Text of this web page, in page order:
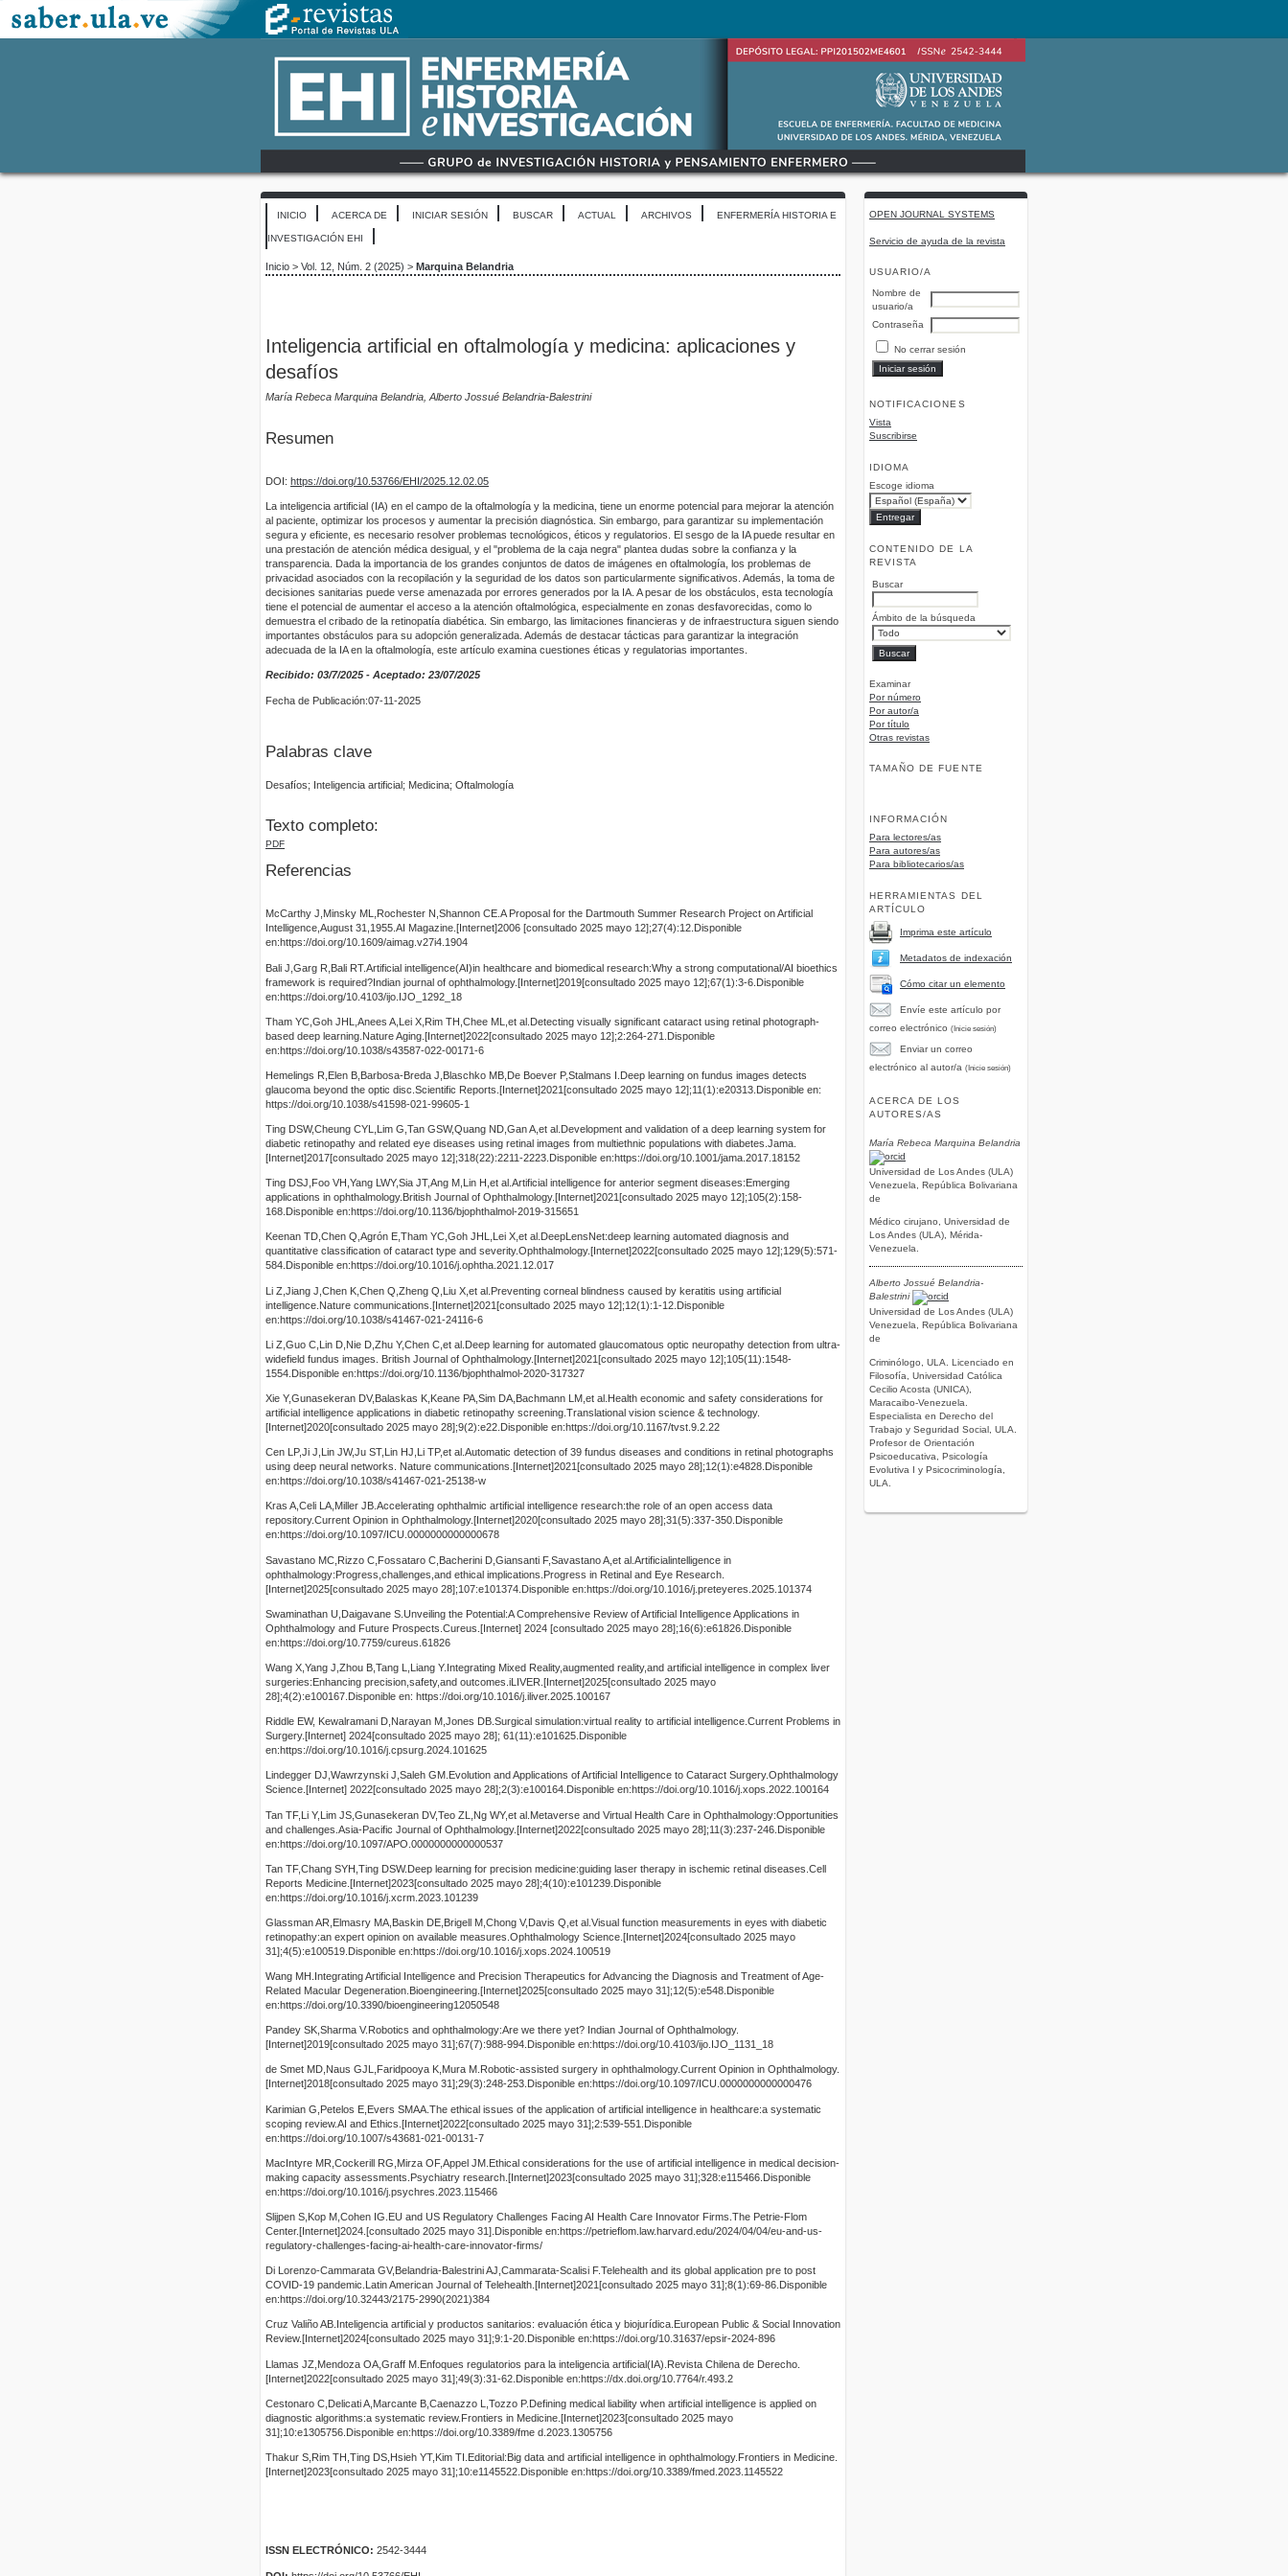
OPEN JOURNAL SYSTEMS
Servicio de ayuda de la revista
USUARIO/A
Nombre de
usuario/a
Contraseña
No cerrar sesión
NOTIFICACIONES
Vista
Suscribirse
IDIOMA
Escoge idioma
CONTENIDO DE LA
REVISTA
Buscar
Ámbito de la búsqueda
Examinar
Por número
Por autor/a
Por título
Otras revistas
TAMAÑO DE FUENTE
INFORMACIÓN
Para lectores/as
Para autores/as
Para bibliotecarios/as
HERRAMIENTAS DEL
ARTÍCULO
Imprima este artículo
Metadatos de indexación
Cómo citar un elemento
Envíe este artículo por
correo electrónico (Inicie sesión)
Enviar un correo
electrónico al autor/a (Inicie sesión)
ACERCA DE LOS
AUTORES/AS
María Rebeca Marquina Belandria
Universidad de Los Andes (ULA)
Venezuela, República Bolivariana
de
Médico cirujano, Universidad de
Los Andes (ULA), Mérida-
Venezuela.
Alberto Jossué Belandria-
Balestrini
Universidad de Los Andes (ULA)
Venezuela, República Bolivariana
de
Criminólogo, ULA. Licenciado en
Filosofía, Universidad Católica
Cecilio Acosta (UNICA),
Maracaibo-Venezuela.
Especialista en Derecho del
Trabajo y Seguridad Social, ULA.
Profesor de Orientación
Psicoeducativa, Psicología
Evolutiva I y Psicocriminología,
ULA.
INICIO ACERCA DE INICIAR SESIÓN BUSCAR ACTUAL ARCHIVOS ENFERMERÍA HISTORIA E
INVESTIGACIÓN EHI
Inicio > Vol. 12, Núm. 2 (2025) > Marquina Belandria
Inteligencia artificial en oftalmología y medicina: aplicaciones y
desafíos
María Rebeca Marquina Belandria, Alberto Jossué Belandria-Balestrini
Resumen
DOI: https://doi.org/10.53766/EHI/2025.12.02.05
La inteligencia artificial (IA) en el campo de la oftalmología y la medicina, tiene un enorme potencial para mejorar la atención
al paciente, optimizar los procesos y aumentar la precisión diagnóstica. Sin embargo, para garantizar su implementación
segura y eficiente, es necesario resolver problemas tecnológicos, éticos y regulatorios. El sesgo de la IA puede resultar en
una prestación de atención médica desigual, y el "problema de la caja negra" plantea dudas sobre la confianza y la
transparencia. Dada la importancia de los grandes conjuntos de datos de imágenes en oftalmología, los problemas de
privacidad asociados con la recopilación y la seguridad de los datos son particularmente significativos. Además, la toma de
decisiones sanitarias puede verse amenazada por errores generados por la IA. A pesar de los obstáculos, esta tecnología
tiene el potencial de aumentar el acceso a la atención oftalmológica, especialmente en zonas desfavorecidas, como lo
demuestra el cribado de la retinopatía diabética. Sin embargo, las limitaciones financieras y de infraestructura siguen siendo
importantes obstáculos para su adopción generalizada. Además de destacar tácticas para garantizar la integración
adecuada de la IA en la oftalmología, este artículo examina cuestiones éticas y regulatorias importantes.
Recibido: 03/7/2025 - Aceptado: 23/07/2025
Fecha de Publicación:07-11-2025
Palabras clave
Desafíos; Inteligencia artificial; Medicina; Oftalmología
Texto completo:
PDF
Referencias
McCarthy J,Minsky ML,Rochester N,Shannon CE.A Proposal for the Dartmouth Summer Research Project on Artificial
Intelligence,August 31,1955.AI Magazine.[Internet]2006 [consultado 2025 mayo 12];27(4):12.Disponible
en:https://doi.org/10.1609/aimag.v27i4.1904
Bali J,Garg R,Bali RT.Artificial intelligence(AI)in healthcare and biomedical research:Why a strong computational/AI bioethics
framework is required?Indian journal of ophthalmology.[Internet]2019[consultado 2025 mayo 12];67(1):3-6.Disponible
en:https://doi.org/10.4103/ijo.IJO_1292_18
Tham YC,Goh JHL,Anees A,Lei X,Rim TH,Chee ML,et al.Detecting visually significant cataract using retinal photograph-
based deep learning.Nature Aging.[Internet]2022[consultado 2025 mayo 12];2:264-271.Disponible
en:https://doi.org/10.1038/s43587-022-00171-6
Hemelings R,Elen B,Barbosa-Breda J,Blaschko MB,De Boever P,Stalmans I.Deep learning on fundus images detects
glaucoma beyond the optic disc.Scientific Reports.[Internet]2021[consultado 2025 mayo 12];11(1):e20313.Disponible en:
https://doi.org/10.1038/s41598-021-99605-1
Ting DSW,Cheung CYL,Lim G,Tan GSW,Quang ND,Gan A,et al.Development and validation of a deep learning system for
diabetic retinopathy and related eye diseases using retinal images from multiethnic populations with diabetes.Jama.
[Internet]2017[consultado 2025 mayo 12];318(22):2211-2223.Disponible en:https://doi.org/10.1001/jama.2017.18152
Ting DSJ,Foo VH,Yang LWY,Sia JT,Ang M,Lin H,et al.Artificial intelligence for anterior segment diseases:Emerging
applications in ophthalmology.British Journal of Ophthalmology.[Internet]2021[consultado 2025 mayo 12];105(2):158-
168.Disponible en:https://doi.org/10.1136/bjophthalmol-2019-315651
Keenan TD,Chen Q,Agrón E,Tham YC,Goh JHL,Lei X,et al.DeepLensNet:deep learning automated diagnosis and
quantitative classification of cataract type and severity.Ophthalmology.[Internet]2022[consultado 2025 mayo 12];129(5):571-
584.Disponible en:https://doi.org/10.1016/j.ophtha.2021.12.017
Li Z,Jiang J,Chen K,Chen Q,Zheng Q,Liu X,et al.Preventing corneal blindness caused by keratitis using artificial
intelligence.Nature communications.[Internet]2021[consultado 2025 mayo 12];12(1):1-12.Disponible
en:https://doi.org/10.1038/s41467-021-24116-6
Li Z,Guo C,Lin D,Nie D,Zhu Y,Chen C,et al.Deep learning for automated glaucomatous optic neuropathy detection from ultra-
widefield fundus images. British Journal of Ophthalmology.[Internet]2021[consultado 2025 mayo 12];105(11):1548-
1554.Disponible en:https://doi.org/10.1136/bjophthalmol-2020-317327
Xie Y,Gunasekeran DV,Balaskas K,Keane PA,Sim DA,Bachmann LM,et al.Health economic and safety considerations for
artificial intelligence applications in diabetic retinopathy screening.Translational vision science & technology.
[Internet]2020[consultado 2025 mayo 28];9(2):e22.Disponible en:https://doi.org/10.1167/tvst.9.2.22
Cen LP,Ji J,Lin JW,Ju ST,Lin HJ,Li TP,et al.Automatic detection of 39 fundus diseases and conditions in retinal photographs
using deep neural networks. Nature communications.[Internet]2021[consultado 2025 mayo 28];12(1):e4828.Disponible
en:https://doi.org/10.1038/s41467-021-25138-w
Kras A,Celi LA,Miller JB.Accelerating ophthalmic artificial intelligence research:the role of an open access data
repository.Current Opinion in Ophthalmology.[Internet]2020[consultado 2025 mayo 28];31(5):337-350.Disponible
en:https://doi.org/10.1097/ICU.0000000000000678
Savastano MC,Rizzo C,Fossataro C,Bacherini D,Giansanti F,Savastano A,et al.Artificialintelligence in
ophthalmology:Progress,challenges,and ethical implications.Progress in Retinal and Eye Research.
[Internet]2025[consultado 2025 mayo 28];107:e101374.Disponible en:https://doi.org/10.1016/j.preteyeres.2025.101374
Swaminathan U,Daigavane S.Unveiling the Potential:A Comprehensive Review of Artificial Intelligence Applications in
Ophthalmology and Future Prospects.Cureus.[Internet] 2024 [consultado 2025 mayo 28];16(6):e61826.Disponible
en:https://doi.org/10.7759/cureus.61826
Wang X,Yang J,Zhou B,Tang L,Liang Y.Integrating Mixed Reality,augmented reality,and artificial intelligence in complex liver
surgeries:Enhancing precision,safety,and outcomes.iLIVER.[Internet]2025[consultado 2025 mayo
28];4(2):e100167.Disponible en: https://doi.org/10.1016/j.iliver.2025.100167
Riddle EW, Kewalramani D,Narayan M,Jones DB.Surgical simulation:virtual reality to artificial intelligence.Current Problems in
Surgery.[Internet] 2024[consultado 2025 mayo 28]; 61(11):e101625.Disponible
en:https://doi.org/10.1016/j.cpsurg.2024.101625
Lindegger DJ,Wawrzynski J,Saleh GM.Evolution and Applications of Artificial Intelligence to Cataract Surgery.Ophthalmology
Science.[Internet] 2022[consultado 2025 mayo 28];2(3):e100164.Disponible en:https://doi.org/10.1016/j.xops.2022.100164
Tan TF,Li Y,Lim JS,Gunasekeran DV,Teo ZL,Ng WY,et al.Metaverse and Virtual Health Care in Ophthalmology:Opportunities
and challenges.Asia-Pacific Journal of Ophthalmology.[Internet]2022[consultado 2025 mayo 28];11(3):237-246.Disponible
en:https://doi.org/10.1097/APO.0000000000000537
Tan TF,Chang SYH,Ting DSW.Deep learning for precision medicine:guiding laser therapy in ischemic retinal diseases.Cell
Reports Medicine.[Internet]2023[consultado 2025 mayo 28];4(10):e101239.Disponible
en:https://doi.org/10.1016/j.xcrm.2023.101239
Glassman AR,Elmasry MA,Baskin DE,Brigell M,Chong V,Davis Q,et al.Visual function measurements in eyes with diabetic
retinopathy:an expert opinion on available measures.Ophthalmology Science.[Internet]2024[consultado 2025 mayo
31];4(5):e100519.Disponible en:https://doi.org/10.1016/j.xops.2024.100519
Wang MH.Integrating Artificial Intelligence and Precision Therapeutics for Advancing the Diagnosis and Treatment of Age-
Related Macular Degeneration.Bioengineering.[Internet]2025[consultado 2025 mayo 31];12(5):e548.Disponible
en:https://doi.org/10.3390/bioengineering12050548
Pandey SK,Sharma V.Robotics and ophthalmology:Are we there yet? Indian Journal of Ophthalmology.
[Internet]2019[consultado 2025 mayo 31];67(7):988-994.Disponible en:https://doi.org/10.4103/ijo.IJO_1131_18
de Smet MD,Naus GJL,Faridpooya K,Mura M.Robotic-assisted surgery in ophthalmology.Current Opinion in Ophthalmology.
[Internet]2018[consultado 2025 mayo 31];29(3):248-253.Disponible en:https://doi.org/10.1097/ICU.0000000000000476
Karimian G,Petelos E,Evers SMAA.The ethical issues of the application of artificial intelligence in healthcare:a systematic
scoping review.AI and Ethics.[Internet]2022[consultado 2025 mayo 31];2:539-551.Disponible
en:https://doi.org/10.1007/s43681-021-00131-7
MacIntyre MR,Cockerill RG,Mirza OF,Appel JM.Ethical considerations for the use of artificial intelligence in medical decision-
making capacity assessments.Psychiatry research.[Internet]2023[consultado 2025 mayo 31];328:e115466.Disponible
en:https://doi.org/10.1016/j.psychres.2023.115466
Slijpen S,Kop M,Cohen IG.EU and US Regulatory Challenges Facing AI Health Care Innovator Firms.The Petrie-Flom
Center.[Internet]2024.[consultado 2025 mayo 31].Disponible en:https://petrieflom.law.harvard.edu/2024/04/04/eu-and-us-
regulatory-challenges-facing-ai-health-care-innovator-firms/
Di Lorenzo-Cammarata GV,Belandria-Balestrini AJ,Cammarata-Scalisi F.Telehealth and its global application pre to post
COVID-19 pandemic.Latin American Journal of Telehealth.[Internet]2021[consultado 2025 mayo 31];8(1):69-86.Disponible
en:https://doi.org/10.32443/2175-2990(2021)384
Cruz Valiño AB.Inteligencia artificial y productos sanitarios: evaluación ética y biojurídica.European Public & Social Innovation
Review.[Internet]2024[consultado 2025 mayo 31];9:1-20.Disponible en:https://doi.org/10.31637/epsir-2024-896
Llamas JZ,Mendoza OA,Graff M.Enfoques regulatorios para la inteligencia artificial(IA).Revista Chilena de Derecho.
[Internet]2022[consultado 2025 mayo 31];49(3):31-62.Disponible en:https://dx.doi.org/10.7764/r.493.2
Cestonaro C,Delicati A,Marcante B,Caenazzo L,Tozzo P.Defining medical liability when artificial intelligence is applied on
diagnostic algorithms:a systematic review.Frontiers in Medicine.[Internet]2023[consultado 2025 mayo
31];10:e1305756.Disponible en:https://doi.org/10.3389/fme d.2023.1305756
Thakur S,Rim TH,Ting DS,Hsieh YT,Kim TI.Editorial:Big data and artificial intelligence in ophthalmology.Frontiers in Medicine.
[Internet]2023[consultado 2025 mayo 31];10:e1145522.Disponible en:https://doi.org/10.3389/fmed.2023.1145522
ISSN ELECTRÓNICO: 2542-3444